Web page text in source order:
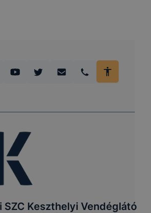
SZC Keszthelyi Vendéglátó